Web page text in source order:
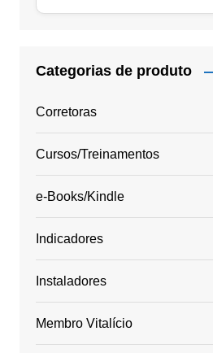
Categorias de produto
Corretoras
Cursos/Treinamentos
e-Books/Kindle
Indicadores
Instaladores
Membro Vitalício